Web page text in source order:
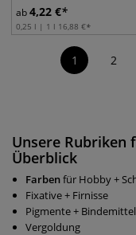
ab4,22 €
0,25 l | 1 l 16,88 €
1 2
Unsere
Überblick
Farbenfür Hobby +
Fixative + Firnisse
Pigmente + Bindemittel
Vergoldung